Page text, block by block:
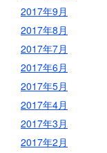
2017年9月
2017年8月
2017年7月
2017年6月
2017年5月
2017年4月
2017年3月
2017年2月